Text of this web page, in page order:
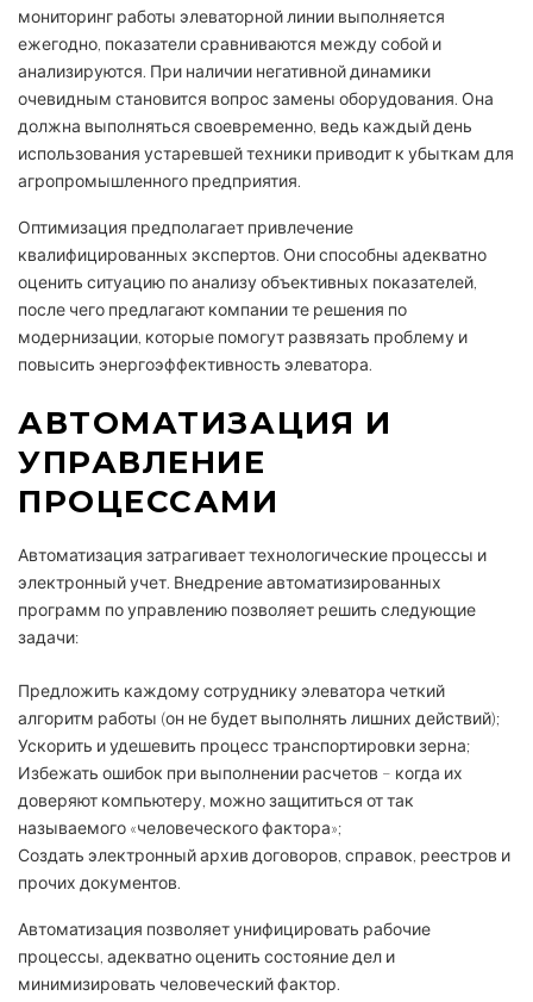
мониторинг работы элеваторной линии выполняется
ежегодно, показатели сравниваются между собой и
анализируются. При наличии негативной динамики
очевидным становится вопрос замены оборудования. Она
должна выполняться своевременно, ведь каждый день
использования устаревшей техники приводит к убыткам для
агропромышленного предприятия.
Оптимизация предполагает привлечение
квалифицированных экспертов. Они способны адекватно
оценить ситуацию по анализу объективных показателей,
после чего предлагают компании те решения по
модернизации, которые помогут развязать проблему и
повысить энергоэффективность элеватора.
АВТОМАТИЗАЦИЯ И
УПРАВЛЕНИЕ
ПРОЦЕССАМИ
Автоматизация затрагивает технологические процессы и
электронный учет. Внедрение автоматизированных
программ по управлению позволяет решить следующие
задачи:
Предложить каждому сотруднику элеватора четкий
алгоритм работы (он не будет выполнять лишних действий);
Ускорить и удешевить процесс транспортировки зерна;
Избежать ошибок при выполнении расчетов – когда их
доверяют компьютеру, можно защититься от так
называемого «человеческого фактора»;
Создать электронный архив договоров, справок, реестров и
прочих документов.
Автоматизация позволяет унифицировать рабочие
процессы, адекватно оценить состояние дел и
минимизировать человеческий фактор.